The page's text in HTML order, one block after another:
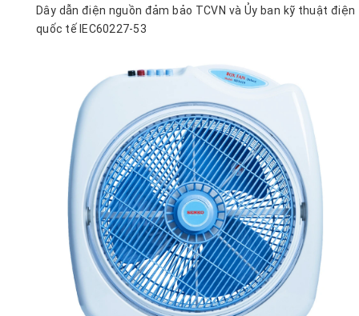
Dây dẫn điện nguồn đảm bảo TCVN và Ủy ban kỹ thuật điện
quốc tế IEC60227-53